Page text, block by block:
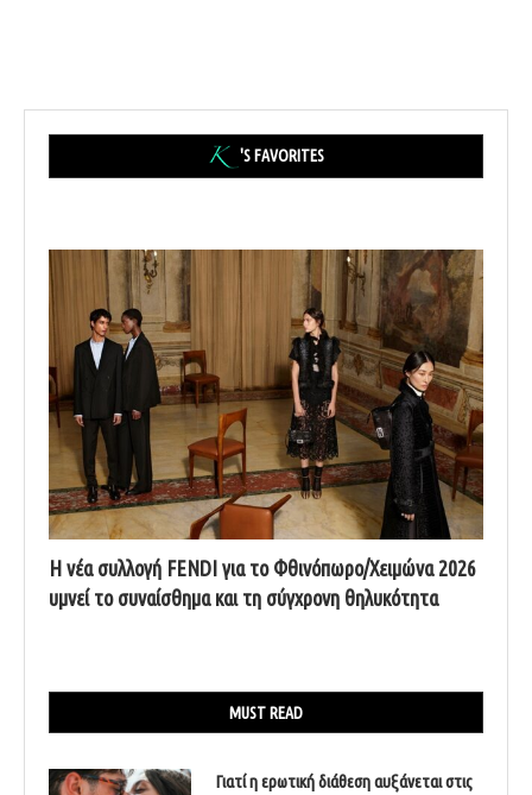
'S FAVORITES
Η νέα συλλογή FENDI για το Φθινόπωρο/Χειμώνα 2026
υμνεί το συναίσθημα και τη σύγχρονη θηλυκότητα
MUST READ
Γιατί η ερωτική διάθεση αυξάνεται στις